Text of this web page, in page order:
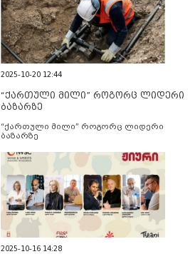
2025-10-20 12:44
“ქართული მილი” როგორც ლიდერი
ბაზარზე
“ქართული მილი” როგორც ლიდერი
ბაზარზე
2025-10-16 14:28